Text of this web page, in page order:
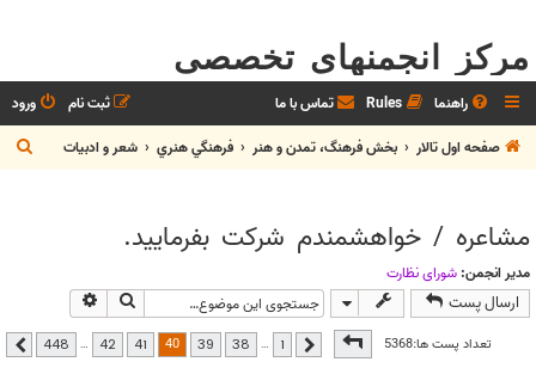
مرکز انجمنهای تخصصی
راهنما Rules تماس با ما ورود
ثبت نام
صفحه اول تالار
بخش فرهنگ، تمدن و هنر فرهنگي هنري شعر و ادبيات
ج
س
مشاعره / خواهشمندم شرکت بفرماييد.
مدیر انجمن: شوراي نظارت
ارسال پست جستجو
تعداد پست ها:5368
صفحه40از 448 قبلی …
38
39
40
41
42
…
448 بعدی